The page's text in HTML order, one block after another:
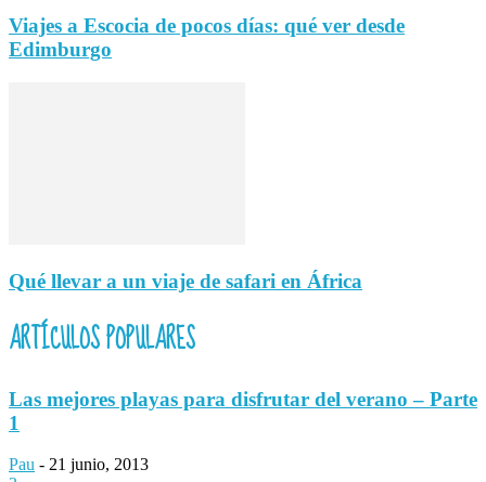
Viajes a Escocia de pocos días: qué ver desde
Edimburgo
Qué llevar a un viaje de safari en África
ARTÍCULOS POPULARES
Las mejores playas para disfrutar del verano – Parte
1
Pau - 21 junio, 2013